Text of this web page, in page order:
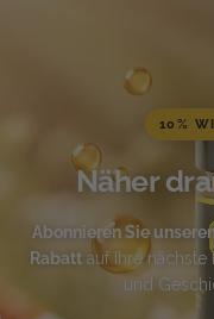
10%
Näher
Abonnieren Sie
Rabattauf Ihre nächste
und